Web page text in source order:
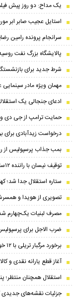
یک مداح: دو روز پیش
استایل عجیب صابر ابر
سرانجام پرونده رامین
پالایشگاه بزرگ نفت
شرط جدید برای
مهمان ویژه مادر
ادعای جنجالی یک
حمایت ترامپ از جی دی ونس
درخواست زیدآبادی برای
بمب جذاب پرسپولیس از
توقیف نیسان با راننده ۱۲ساله در قزوین
ستاره استقلال جدا شد؛ کهنه بمب ۲۰۰ میلیاردی
تصویری از هویدا و
مصرف لبنیات یک‌چهارم
ضرب الاجل برای
برخورد مرگبار تریلی با ۱۲ خودرو در جاده یاسوج
آغاز قطع یارانه نقدی و
استقلال همچنان منتظر؛
جزئیات نقشه‌های